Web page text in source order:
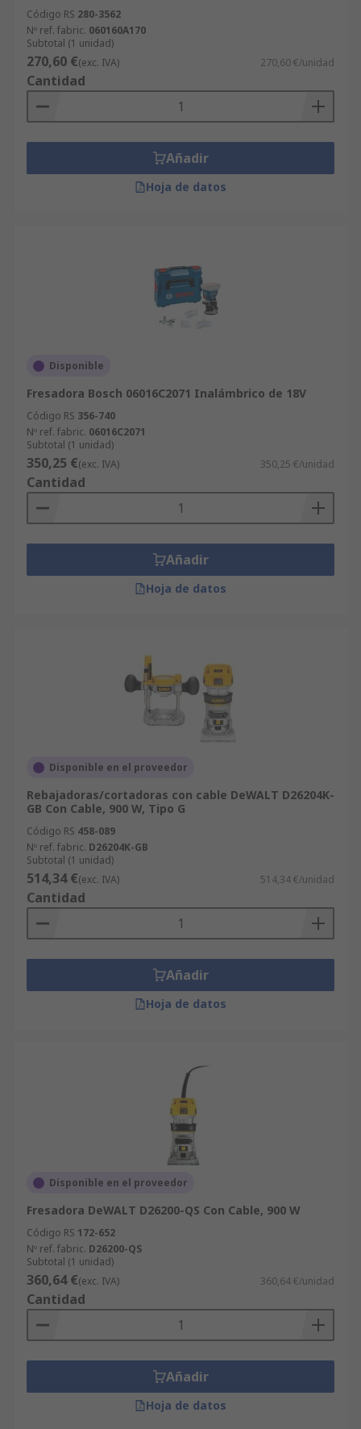
Código RS 280-3562
Nº ref. fabric. 060160A170
Subtotal (1 unidad)
270,60 €(exc. IVA) 270,60 €/unidad
Cantidad
Añadir
Hoja de datos
Disponible
Fresadora Bosch 06016C2071 Inalámbrico de 18V
Código RS 356-740
Nº ref. fabric. 06016C2071
Subtotal (1 unidad)
350,25 €(exc. IVA) 350,25 €/unidad
Cantidad
Añadir
Hoja de datos
Disponible en el proveedor
Rebajadoras/cortadoras con cable DeWALT D26204K-
GB Con Cable, 900 W, Tipo G
Código RS 458-089
Nº ref. fabric. D26204K-GB
Subtotal (1 unidad)
514,34 €(exc. IVA) 514,34 €/unidad
Cantidad
Añadir
Hoja de datos
Disponible en el proveedor
Fresadora DeWALT D26200-QS Con Cable, 900 W
Código RS 172-652
Nº ref. fabric. D26200-QS
Subtotal (1 unidad)
360,64 €(exc. IVA) 360,64 €/unidad
Cantidad
Añadir
Hoja de datos